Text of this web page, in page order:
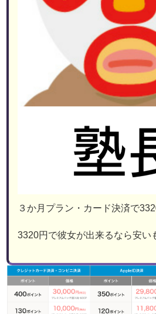
３か月プラン・カード決済で
3320円で彼女が出来るなら安い